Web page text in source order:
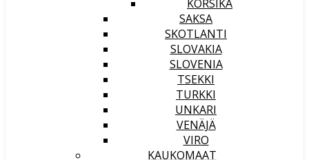
KORSIKA
SAKSA
SKOTLANTI
SLOVAKIA
SLOVENIA
TSEKKI
TURKKI
UNKARI
VENÄJÄ
VIRO
KAUKOMAAT